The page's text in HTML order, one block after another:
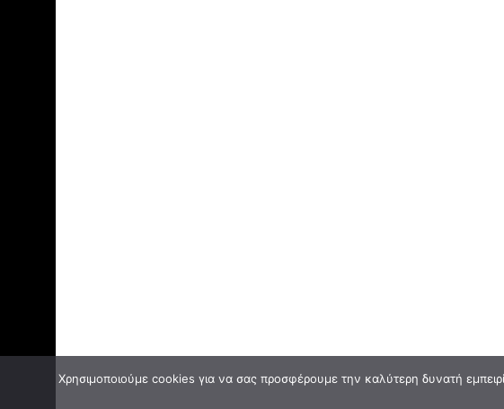
Χρησιμοποιούμε cookies για να σας προσφέρουμε την καλύτερη δυνατή